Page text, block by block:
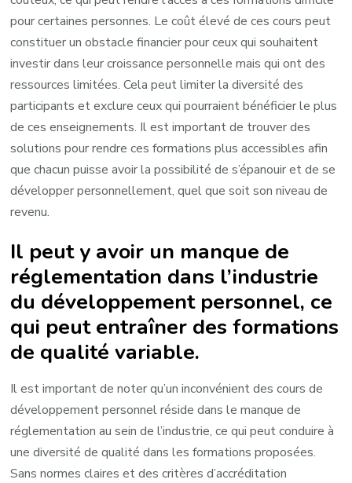
pour certaines personnes. Le coût élevé de ces cours peut
constituer un obstacle financier pour ceux qui souhaitent
investir dans leur croissance personnelle mais qui ont des
ressources limitées. Cela peut limiter la diversité des
participants et exclure ceux qui pourraient bénéficier le plus
de ces enseignements. Il est important de trouver des
solutions pour rendre ces formations plus accessibles afin
que chacun puisse avoir la possibilité de s’épanouir et de se
développer personnellement, quel que soit son niveau de
revenu.
Il peut y avoir un manque de
réglementation dans l’industrie
du développement personnel, ce
qui peut entraîner des formations
de qualité variable.
Il est important de noter qu’un inconvénient des cours de
développement personnel réside dans le manque de
réglementation au sein de l’industrie, ce qui peut conduire à
une diversité de qualité dans les formations proposées.
Sans normes claires et des critères d’accréditation